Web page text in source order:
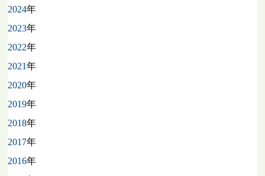
2024年
2023年
2022年
2021年
2020年
2019年
2018年
2017年
2016年